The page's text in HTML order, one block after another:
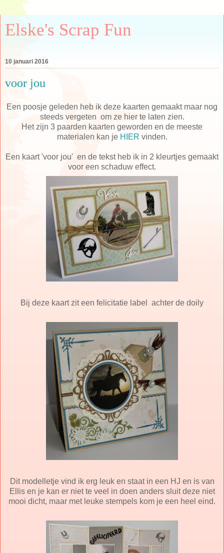
Elske's Scrap Fun
10 januari 2016
voor jou
Een poosje geleden heb ik deze kaarten gemaakt maar nog
steeds vergeten om ze hier te laten zien.
Het zijn 3 paarden kaarten geworden en de meeste
materialen kan je HIER vinden.
Een kaart 'voor jou' en de tekst heb ik in 2 kleurtjes gemaakt
voor een schaduw effect.
Bij deze kaart zit een felicitatie label achter de doily
Dit modelletje vind ik erg leuk en staat in een HJ en is van
Ellis en je kan er niet te veel in doen anders sluit deze niet
mooi dicht, maar met leuke stempels kom je een heel eind.